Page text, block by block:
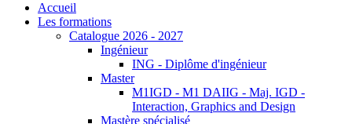
Accueil
Les formations
Catalogue 2026 - 2027
Ingénieur
ING - Diplôme d'ingénieur
Master
M1IGD - M1 DAIIG - Maj. IGD -
Interaction, Graphics and Design
Mastère spécialisé